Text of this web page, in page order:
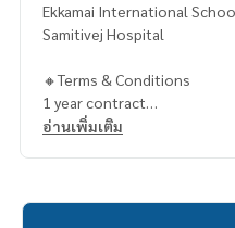
Ekkamai International
Samitivej Hospital
🔸Terms & Conditions
1 year contract
Rental 38,000 THB./Month
อ่านเพิ่มเติม